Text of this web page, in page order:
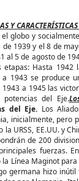
Y
globo y
1939 y el 8 de
al 5 de agosto de
Hasta 1942
a 1943 se produce
a 1945 las
del Eje.
del Eje. Los
inicialmente, pero
URSS, EE.UU. y
de 200
fuerzas.
Línea Maginot
germana hizo inútil